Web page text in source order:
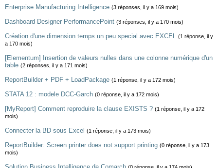
Enterprise Manufacturing Intelligence (3 réponses, il y a 169 mois)
Dashboard Designer PerformancePoint (3 réponses, il y a 170 mois)
Création d'une dimension temps un peu special avec EXCEL (1 réponse, il y
a 170 mois)
[Elementum] Insertion de valeurs nulles dans une colonne numérique d'un
table (2 réponses, il y a 171 mois)
ReportBuilder + PDF + LoadPackage (1 réponse, il y a 172 mois)
STATA 12 : modele DCC-Garch (0 réponse, il y a 172 mois)
[MyReport] Comment reproduire la clause EXISTS ? (1 réponse, il y a 172
mois)
Connecter la BD sous Excel (1 réponse, il y a 173 mois)
ReportBuilder: Screen printer does not support printing (0 réponse, il y a 173
mois)